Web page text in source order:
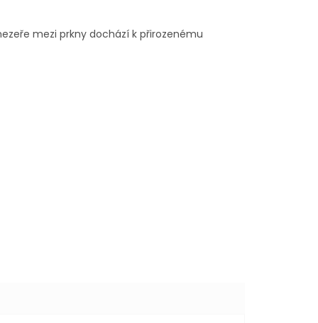
mezi prkny dochází k přirozenému